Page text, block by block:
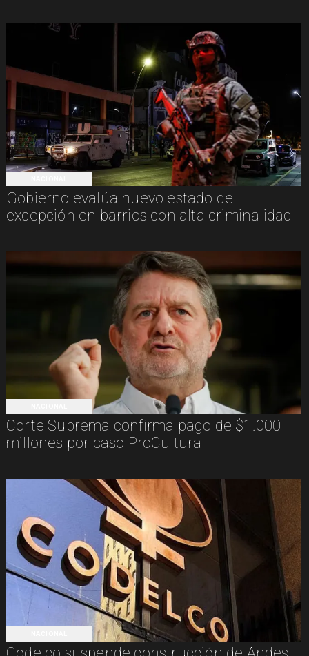
Gobierno evalúa nuevo estado de
excepción en barrios con alta criminalidad
Corte Suprema confirma pago de $1.000
millones por caso ProCultura